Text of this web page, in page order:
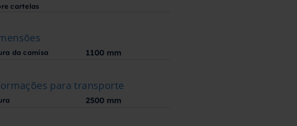
cartelas
da camisa 1100 mm
para transporte
2500 mm